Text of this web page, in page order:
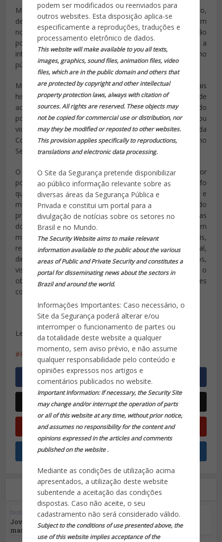
podem ser modificados ou reenviados para
outros websites. Esta disposição aplica-se
especificamente a reproduções, traduções e
processamento eletrônico de dados.
This website will make available to you all texts,
images, graphics, sound files, animation files, video
files, which are in the public domain and others that
are protected by copyright and other intellectual
property protection laws, always with citation of
sources. All rights are reserved. These objects may
not be copied for commercial use or distribution, nor
may they be modified or reposted to other websites.
This provision applies specifically to reproductions,
translations and electronic data processing.
O Site da Segurança pretende disponibilizar
ao público informação relevante sobre as
diversas áreas da Segurança Pública e
Privada e constitui um portal para a
divulgação de notícias sobre os setores no
Brasil e no Mundo.
The Security Website aims to make relevant
information available to the public about the various
areas of Public and Private Security and constitutes a
portal for disseminating news about the sectors in
Brazil and around the world.
Informações Importantes: Caso necessário, o
Site da Segurança poderá alterar e/ou
interromper o funcionamento de partes ou
da totalidade deste website a qualquer
momento, sem aviso prévio, e não assume
qualquer responsabilidade pelo conteúdo e
opiniões expressos nos artigos e
comentários publicados no website.
Important Information: If necessary, the Security Site
may change and/or interrupt the operation of parts
or all of this website at any time, without prior notice,
and assumes no responsibility for the content and
opinions expressed in the articles and comments
published on the website .
Mediante as condições de utilização acima
apresentados, a utilização deste website
subentende a aceitação das condições
dispostas. Caso não aceite, o seu
cadastramento não será considerado válido.
Subject to the conditions of use presented above, the
use of this website implies acceptance of the
Maioridade penal, terrorismo, estatuto do desarmamento,
delimitação de terras indígenas, concessão de terras em
nossas fronteiras, poucas vezes viu-se uma força tão
poderosa e paranoica de submissão do Legislativo a
interesses privados ideologicamente passados como
públicos.
Mesmo à custa do sacrifício de conquistas sociais
históricas do povo pobre e trabalhador, como pode
acontecer com a terceirização do trabalho, até o direito do
povo se manifestar, de protestar contra ameaças ou
violações de seus direitos, pode ser banido da
Constituição, pela recente aprovação, verificada no
Senado da República, do projeto de lei antiterrorismo.
O site do jornal Zero Hora comentou o assunto: “A maior
polêmica sobre a proposta foi em relação ao parágrafo
que exclui da aplicação da lei manifestações políticas e
movimentos sociais ou reivindicatórios. Nos termos do
proposto inicialmente no PLC 101/2015, estariam excluídas
do tipo penal do terrorismo as “pessoas em
manifestações políticas, movimentos sociais, sindicais,
religiosos, de classe ou de categoria profissional,
direcionados por propósitos sociais ou reivindicatórios,
visando contestar, criticar, protestar ou apoiar, com o
objetivo de defender direitos, garantias e liberdades
constitucionais”.
Leia mais em: http://cartamaior.com.br/
PLC 101/2015 projetos de lei segurança pública
Leia também
Notícias em Destaque
Jovem português usou Discord para comandar
massacres...